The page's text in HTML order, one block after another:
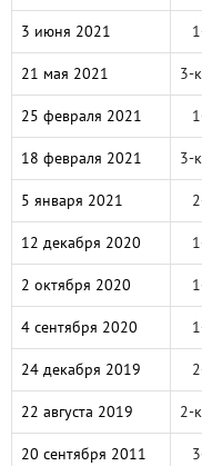
3 июня 2021
21 мая 2021 3-
25 февраля 2021
18 февраля 2021 3-
5 января 2021
12 декабря 2020
2 октября 2020
4 сентября 2020
24 декабря 2019
22 августа 2019 2-
20 сентября 2011